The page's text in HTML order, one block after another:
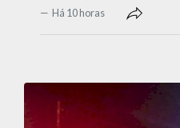
Há 10 horas